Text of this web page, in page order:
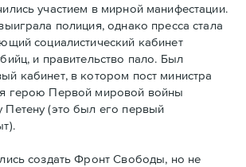
участием в мирной манифестации.
полиция, однако пресса стала
социалистический кабинет
и правительство пало. Был
кабинет, в котором пост министра
герою Первой мировой войны
(это был его первый
создать Фронт Свободы, но не